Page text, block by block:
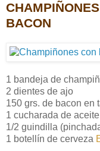
BACON
1 bandeja de
2 dientes de ajo
150 grs. de bacon en
1 cucharada de
1/2 guindilla
1 botellín de cerveza